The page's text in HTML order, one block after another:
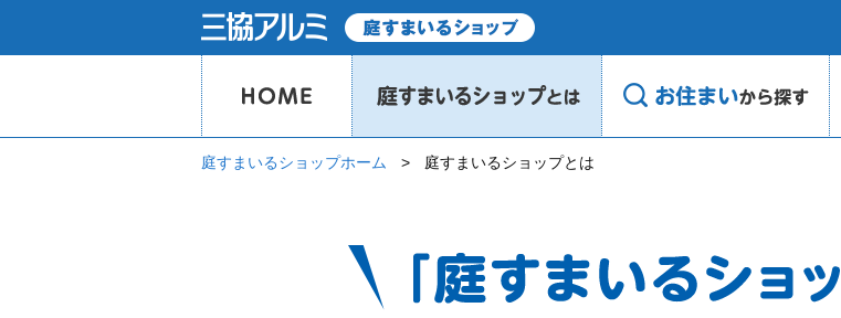
庭すまいるショップホーム 庭すまいるショップとは